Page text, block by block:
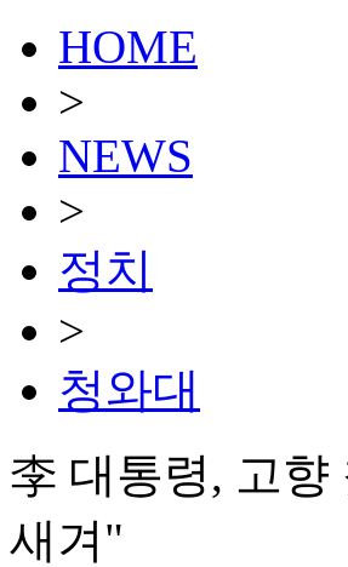
HOME
>
NEWS
>
정치
>
청와대
李 대통령, 고
새겨"